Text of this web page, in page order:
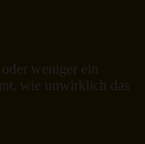
weniger ein
wie unwirklich das